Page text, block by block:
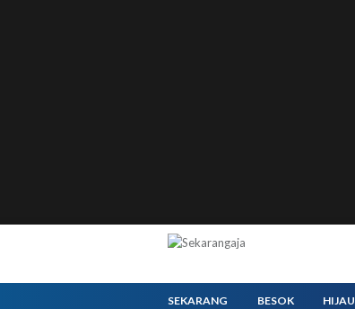
SEKARANG BESOK HIJAU